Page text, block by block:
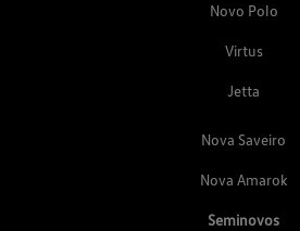
Novo Polo
Virtus
Jetta
Nova Saveiro
Nova Amarok
Seminovos